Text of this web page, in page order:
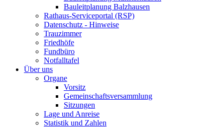
Bauleitplanung Balzhausen
Rathaus-Serviceportal (RSP)
Datenschutz - Hinweise
Trauzimmer
Friedhöfe
Fundbüro
Notfalltafel
Über uns
Organe
Vorsitz
Gemeinschaftsversammlung
Sitzungen
Lage und Anreise
Statistik und Zahlen